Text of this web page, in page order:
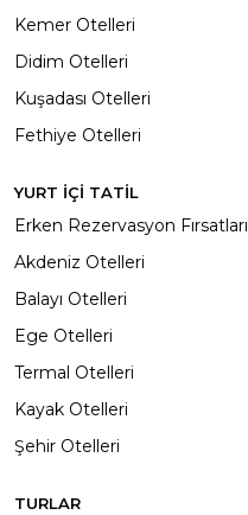
Kemer Otelleri
Didim Otelleri
Kuşadası Otelleri
Fethiye Otelleri
YURT İÇİ TATİL
Erken Rezervasyon Fırsatları
Akdeniz Otelleri
Balayı Otelleri
Ege Otelleri
Termal Otelleri
Kayak Otelleri
Şehir Otelleri
TURLAR